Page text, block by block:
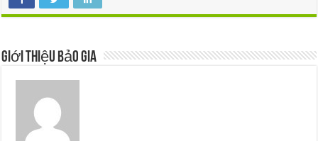
Giới thiệu Bảo Gia